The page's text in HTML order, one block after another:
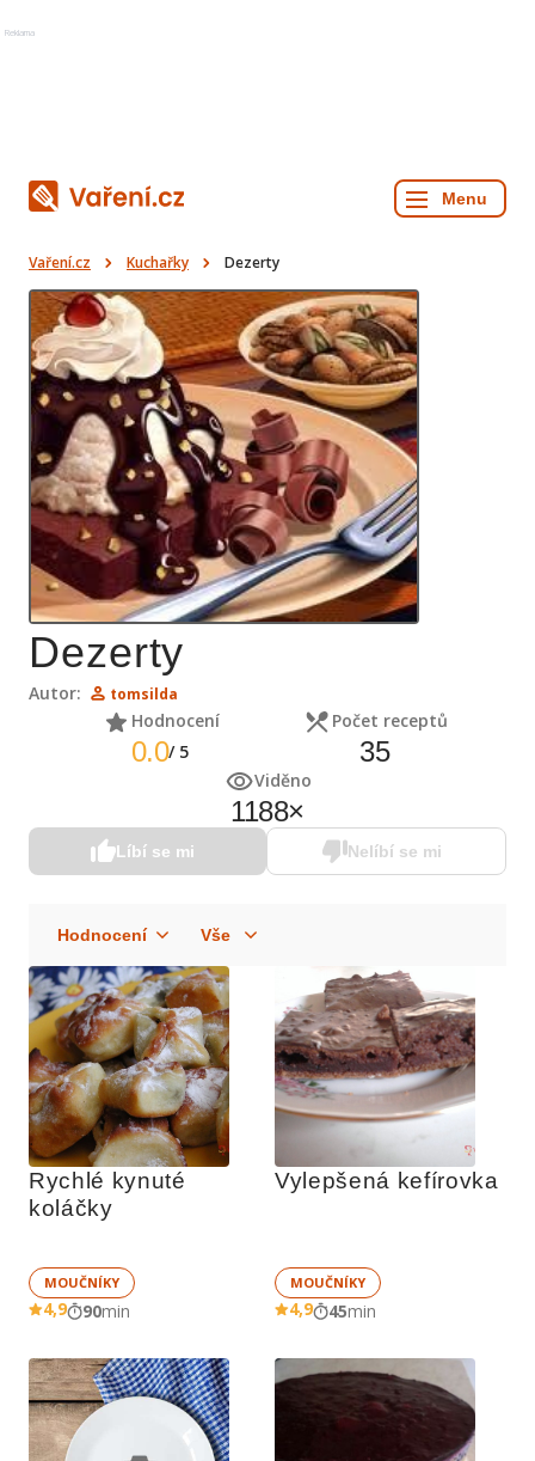
Reklama
Vaření.cz Kuchařky Dezerty
Dezerty
Autor: tomsilda
Hodnocení
0.0/ 5
Počet receptů
35
Viděno
1188×
Líbí se mi Nelíbí se mi
Rychlé kynuté
koláčky
MOUČNÍKY
4,9 90min
Vylepšená kefírovka
MOUČNÍKY
4,9 45min